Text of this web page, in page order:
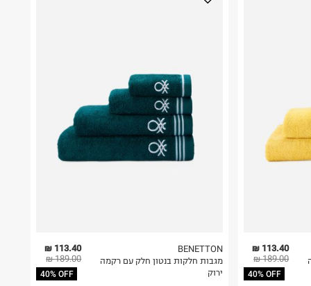
113.40 ₪
189.00 ₪
40% OFF
BENETTON
מגבות חלקות בנטון חלק עם רקמה
ירוק
113.40 ₪
189.00 ₪
40% OFF